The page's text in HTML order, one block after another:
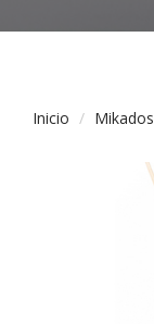
Inicio Mikados